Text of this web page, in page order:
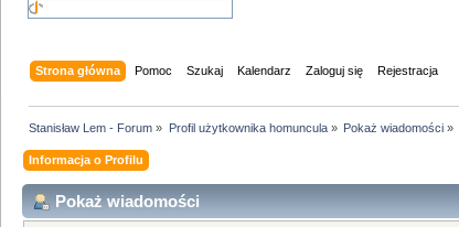
Strona główna Pomoc Szukaj Kalendarz Zaloguj się Rejestracja
Stanisław Lem - Forum » Profil użytkownika homuncula» Pokaż wiadomości»
Informacja o Profilu
Pokaż wiadomości